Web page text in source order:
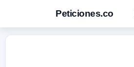
Peticiones.co